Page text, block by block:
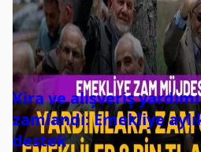
Kira ve alışveriş yardımı
zamlandı: Emekliye
destek